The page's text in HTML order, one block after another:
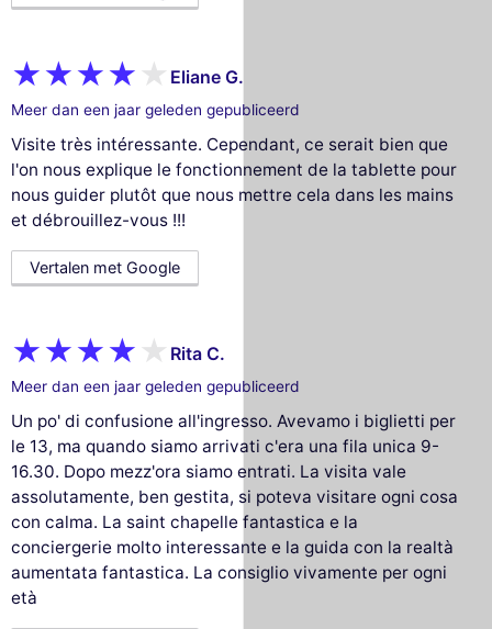
Eliane G.
Meer dan een jaar geleden gepubliceerd
Visite très intéressante. Cependant, ce serait bien que
l'on nous explique le fonctionnement de la tablette pour
nous guider plutôt que nous mettre cela dans les mains
et débrouillez-vous !!!
Vertalen met Google
Rita C.
Meer dan een jaar geleden gepubliceerd
Un po' di confusione all'ingresso. Avevamo i biglietti per
le 13, ma quando siamo arrivati c'era una fila unica 9-
16.30. Dopo mezz'ora siamo entrati. La visita vale
assolutamente, ben gestita, si poteva visitare ogni cosa
con calma. La saint chapelle fantastica e la
conciergerie molto interessante e la guida con la realtà
aumentata fantastica. La consiglio vivamente per ogni
età